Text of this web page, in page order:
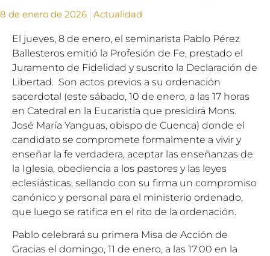
8 de enero de 2026 Actualidad
El jueves, 8 de enero, el seminarista Pablo Pérez
Ballesteros emitió la Profesión de Fe, prestado el
Juramento de Fidelidad y suscrito la Declaración de
Libertad. Son actos previos a su ordenación
sacerdotal (este sábado, 10 de enero, a las 17 horas
en Catedral en la Eucaristía que presidirá Mons.
José María Yanguas, obispo de Cuenca) donde el
candidato se compromete formalmente a vivir y
enseñar la fe verdadera, aceptar las enseñanzas de
la Iglesia, obediencia a los pastores y las leyes
eclesiásticas, sellando con su firma un compromiso
canónico y personal para el ministerio ordenado,
que luego se ratifica en el rito de la ordenación.
Pablo celebrará su primera Misa de Acción de
Gracias el domingo, 11 de enero, a las 17:00 en la